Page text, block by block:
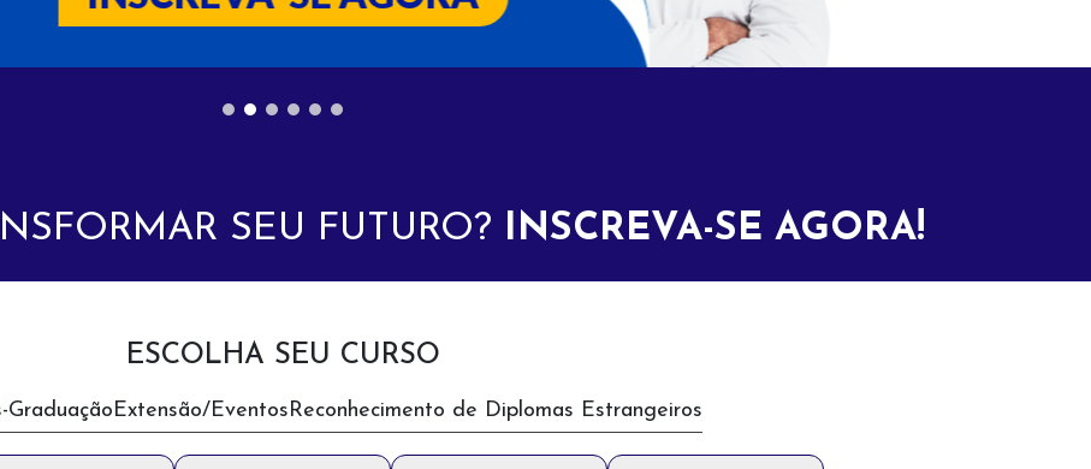
SEU FUTURO? INSCREVA-SE AGORA!
ESCOLHA SEU CURSO
Graduação Extensão/Eventos Reconhecimento de Diplomas Estrangeiros